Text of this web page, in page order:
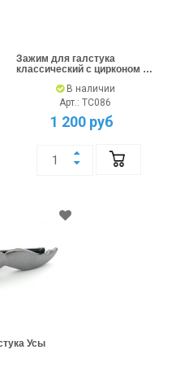
Зажим для галстука
классический с цирконом и
В наличии
Арт.: TC086
1 200 руб
Усы